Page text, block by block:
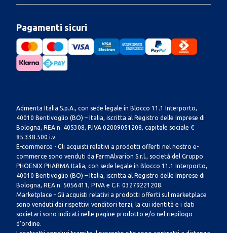
Pagamenti sicuri
Admenta Italia S.p.A., con sede legale in Blocco 11.1 Interporto,
40010 Bentivoglio (BO) – Italia, iscritta al Registro delle Imprese di
Bologna, REA n. 405308, P.IVA 02009051208, capitale sociale €
85.338.500 i.v.
E-commerce - Gli acquisti relativi a prodotti offerti nel nostro e-
commerce sono venduti da FarmAlvarion S.r.l., società del Gruppo
PHOENIX PHARMA Italia, con sede legale in Blocco 11.1 Interporto,
40010 Bentivoglio (BO) – Italia, iscritta al Registro delle Imprese di
Bologna, REA n. 5056411, P.IVA e C.F. 03279221208.
Marketplace - Gli acquisti relativi a prodotti offerti sul marketplace
sono venduti dai rispettivi venditori terzi, la cui identità e i dati
societari sono indicati nelle pagine prodotto e/o nel riepilogo
d’ordine.